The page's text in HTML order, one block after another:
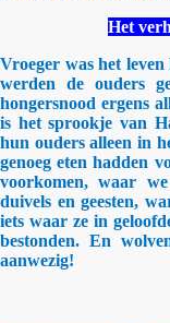
Het
Vroeger was het
werden de ouders
hongersnood ergens
is het sprookje van
hun ouders alleen in
genoeg eten hadden
voorkomen, waar
duivels en geesten,
iets waar ze in
bestonden. En
aanwezig!